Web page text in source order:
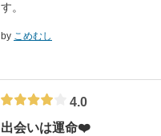
す。
by こめむし
4.0
出会いは運命❤️